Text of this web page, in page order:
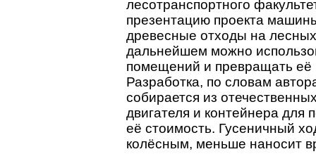
лесотранспортного
презентацию проекта
древесные отходы на
дальнейшем можно
помещений и превращать её
Разработка, по словам
собирается из
двигателя и контейнера для
её стоимость. Гусеничный
колёсным, меньше наносит